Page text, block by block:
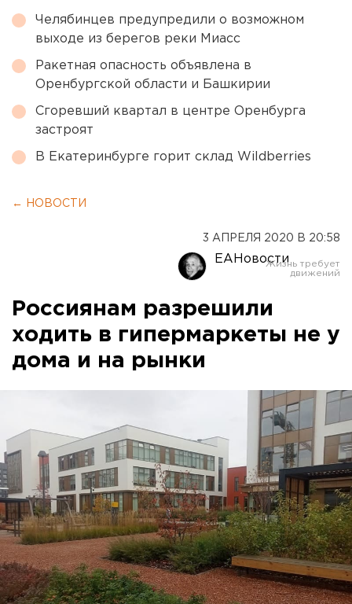
Челябинцев предупредили о возможном
выходе из берегов реки Миасс
Ракетная опасность объявлена в
Оренбургской области и Башкирии
Сгоревший квартал в центре Оренбурга
застроят
В Екатеринбурге горит склад Wildberries
← НОВОСТИ
3 АПРЕЛЯ 2020 В 20:58
ЕАНовости
Россиянам разрешили
ходить в гипермаркеты не у
дома и на рынки